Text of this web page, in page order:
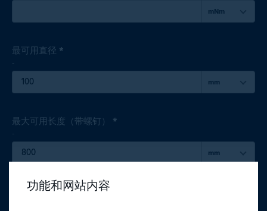
mNm
最可用直径 *
-
mm
最大可用长度（带螺钉） *
-
mm
功能和网站内容